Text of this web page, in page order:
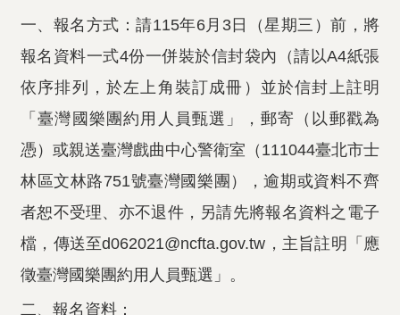
一、報名方式：請115年6月3日（星期三）前，將
報名資料一式4份一併裝於信封袋內（請以A4紙張
依序排列，於左上角裝訂成冊）並於信封上註明
「臺灣國樂團約用人員甄選」，郵寄（以郵戳為
憑）或親送臺灣戲曲中心警衛室（111044臺北市士
林區文林路751號臺灣國樂團），逾期或資料不齊
者恕不受理、亦不退件，另請先將報名資料之電子
檔，傳送至d062021@ncfta.gov.tw，主旨註明「應
徵臺灣國樂團約用人員甄選」。
二、報名資料：